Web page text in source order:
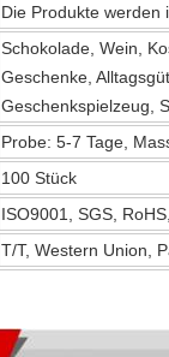
Die Produkte werden
Schokolade, Wein,
Geschenke,
Geschenkspielzeug,
Probe: 5-7 Tage,
100 Stück
ISO9001, SGS,
T/T, Western Union,